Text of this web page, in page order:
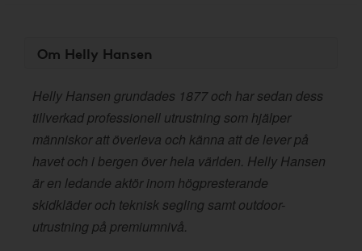
Om Helly Hansen
Helly Hansen grundades 1877 och har sedan dess
tillverkad professionell utrustning som hjälper
människor att överleva och känna att de lever på
havet och i bergen över hela världen. Helly Hansen
är en ledande aktör inom högpresterande
skidkläder och teknisk segling samt outdoor-
utrustning på premiumnivå.